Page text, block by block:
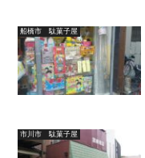
船橋市 駄菓子屋
市川市 駄菓子屋